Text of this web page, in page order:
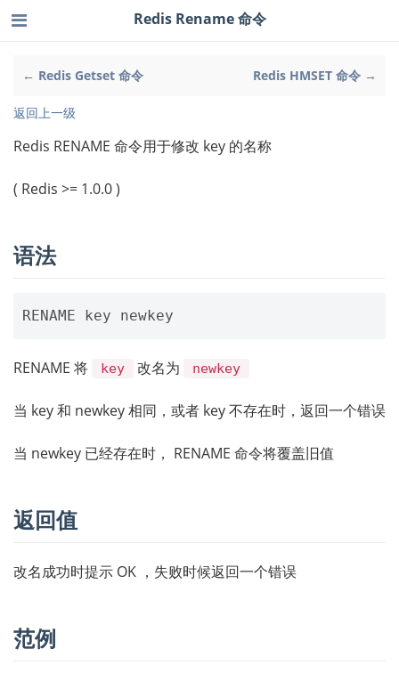
← Redis Getset 命令 Redis HMSET 命令 →
Redis Rename 命令
返回上一级
Redis RENAME 命令用于修改 key 的名称
( Redis >= 1.0.0 )
语法
RENAME 将 key 改名为 newkey
当 key 和 newkey 相同，或者 key 不存在时，返回一个错误
当 newkey 已经存在时， RENAME 命令将覆盖旧值
返回值
改名成功时提示 OK ，失败时候返回一个错误
范例